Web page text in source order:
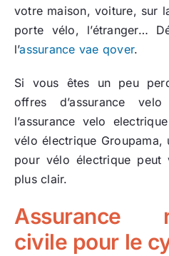
votre maison, voiture, sur
porte vélo, l’étranger…
l’assurance vae qover.
Si vous êtes un peu
offres d’assurance
l’assurance velo
vélo électrique Groupama,
pour vélo électrique peut
plus clair.
Assurance
civile pour le